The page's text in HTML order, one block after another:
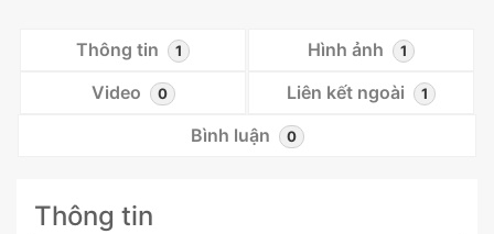
Thông tin 1 Hình ảnh 1
Video 0 Liên kết ngoài 1
Bình luận 0
Thông tin